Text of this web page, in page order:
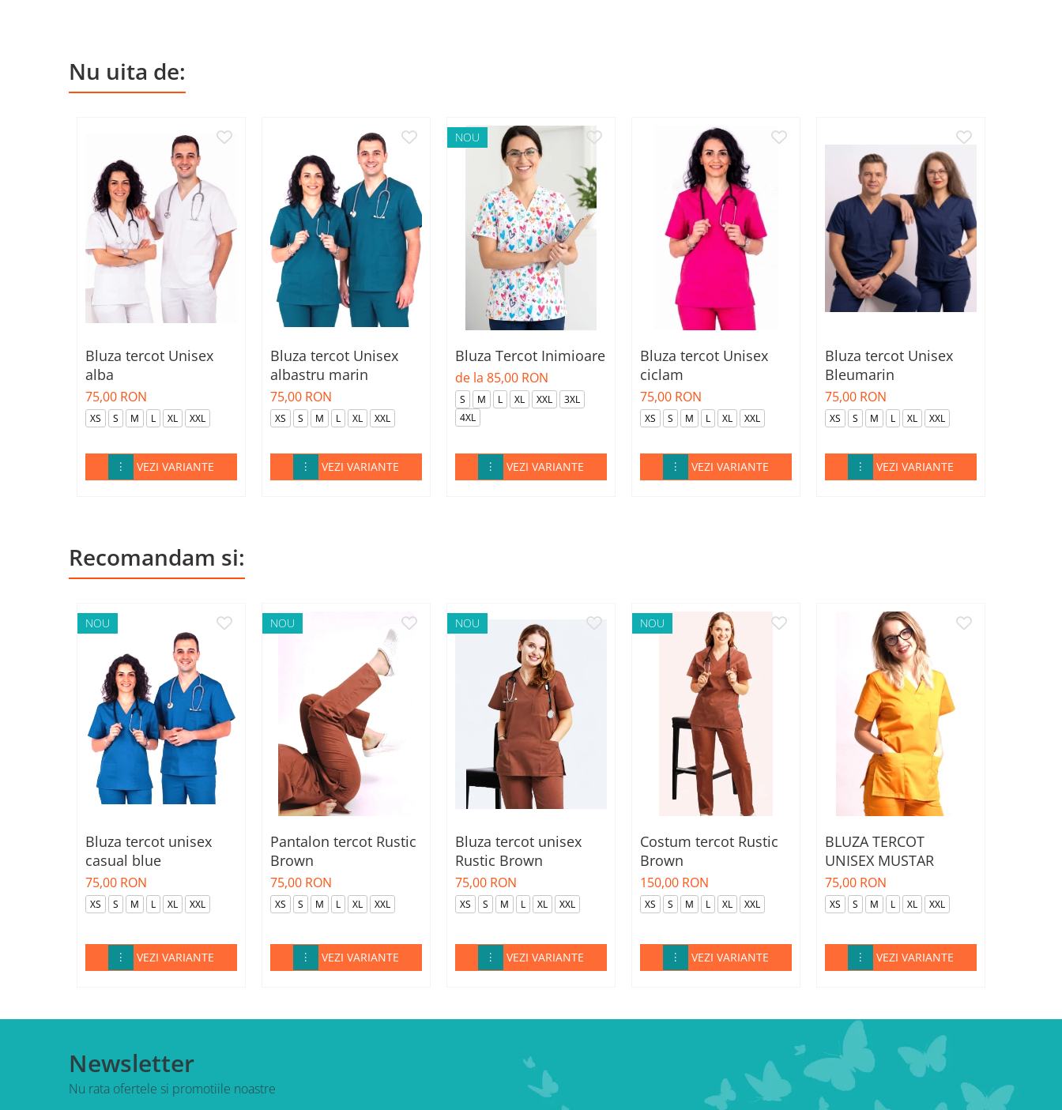
Nu uita de:
Bluza tercot Unisex
alba
75,00 RON
XS S M L XL XXL
VEZI VARIANTE
Bluza tercot Unisex
albastru marin
75,00 RON
XS S M L XL XXL
VEZI VARIANTE
NOU
Bluza Tercot Inimioare
de la 85,00 RON
S M L XL XXL
3XL
4XL
VEZI VARIANTE
Bluza tercot Unisex
ciclam
75,00 RON
XS S M L XL XXL
VEZI VARIANTE
Bluza tercot Unisex
Bleumarin
75,00 RON
XS S M L XL XXL
VEZI VARIANTE
Recomandam si:
NOU
Bluza tercot unisex
casual blue
75,00 RON
XS S M L XL XXL
VEZI VARIANTE
NOU
Pantalon tercot Rustic
Brown
75,00 RON
XS S M L XL XXL
VEZI VARIANTE
NOU
Bluza tercot unisex
Rustic Brown
75,00 RON
XS S M L XL XXL
VEZI VARIANTE
NOU
Costum tercot Rustic
Brown
150,00 RON
XS S M L XL XXL
VEZI VARIANTE
BLUZA TERCOT
UNISEX MUSTAR
75,00 RON
XS S M L XL XXL
VEZI VARIANTE
Newsletter
Nu rata ofertele si promotiile noastre